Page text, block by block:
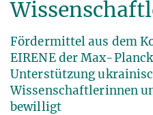
Fördermittel aus dem
EIRENE der Max-
Unterstützung
Wissenschaftlerinnen
bewilligt